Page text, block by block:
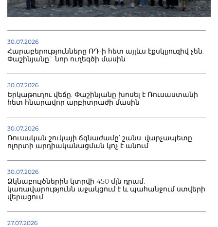
30.07.2026
Հարաբերությունները ՌԴ-ի հետ այլևս էքսկլյուզիվ չեն.
Փաշինյանը` նոր ուղեգծի մասին
30.07.2026
Երկաթուղու վեճը. Փաշինյանը խոսել է Ռուսաստանի
հետ հնարավոր արբիտրաժի մասին
30.07.2026
Ռուսական շուկայի ճգնաժամը՝ շանս. վարչապետը
ոլորտի արդիականացման կոչ է անում
30.07.2026
Ձկնաբույծներին կտրվի 450 մլն դրամ.
կառավարությունն աջակցում է և պահանջում ստվերի
վերացում
27.07.2026